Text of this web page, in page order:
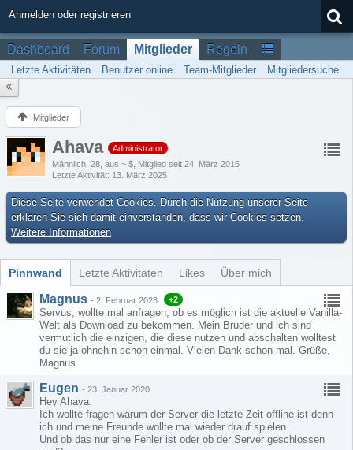
Anmelden oder registrieren
Dashboard Forum Mitglieder Regeln
Letzte Aktivitäten Benutzer online Team-Mitglieder Mitgliedersuche
Mitglieder
Ahava
Administrator
Männlich 28 aus ~ $ Mitglied seit 24. März 2015
Letzte Aktivität 13. März 2025
Diese Seite verwendet Cookies. Durch die Nutzung unserer Seite
erklären Sie sich damit einverstanden, dass wir Cookies setzen.
Weitere Informationen
Pinnwand Letzte Aktivitäten Likes Über mich
Magnus - 2. Februar 2023 +2
Servus, wollte mal anfragen, ob es möglich ist die aktuelle Vanilla-
Welt als Download zu bekommen. Mein Bruder und ich sind
vermutlich die einzigen, die diese nutzen und abschalten wolltest
du sie ja ohnehin schon einmal. Vielen Dank schon mal. Grüße,
Magnus
Eugen - 23. Januar 2020
Hey Ahava.
Ich wollte fragen warum der Server die letzte Zeit offline ist denn
ich und meine Freunde wollte mal wieder drauf spielen.
Und ob das nur eine Fehler ist oder ob der Server geschlossen